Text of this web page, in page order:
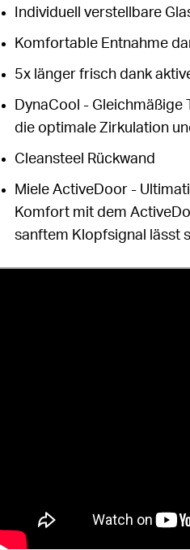
Individuell verstellbare
Komfortable Entnahme
5x länger frisch dank
DynaCool -
die optimale Zirkulation
Cleansteel Rückwand
Miele ActiveDoor -
Komfort mit dem
sanftem Klopfsignal lässt